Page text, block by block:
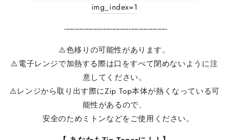
img_index=1
--------------------------------------------------------
⚠️色移りの可能性があります。
⚠️電子レンジで加熱する際は口をすべて閉めないように⁠注
意してください。
⁠⚠️レンジから取り出す際にZip Top本体が熱くなっている可
能性があるので、
安全のためミトンなどをご使用ください。⁠